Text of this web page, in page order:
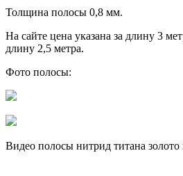
Толщина полосы 0,8 мм.
На сайте цена указана за длину 3
длину 2,5 метра.
Фото полосы:
Видео полосы нитрид титана